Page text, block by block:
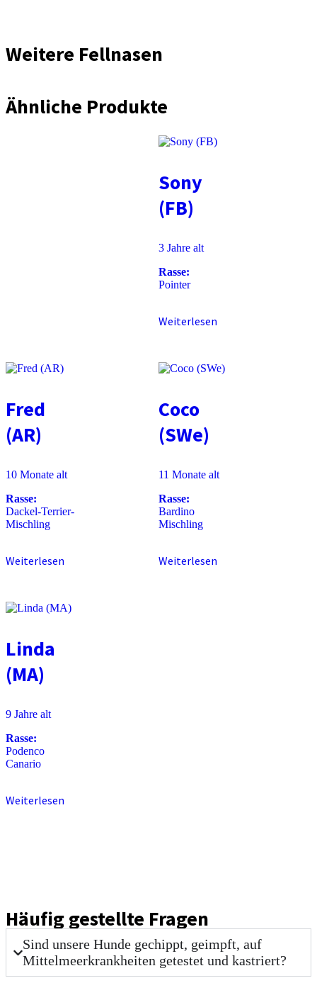
Weitere Fellnasen
Ähnliche Produkte
Sony
(FB)
3 Jahre alt
Rasse:
Pointer
Weiterlesen
Fred
(AR)
10 Monate alt
Rasse:
Dackel-Terrier-
Mischling
Weiterlesen
Coco
(SWe)
11 Monate alt
Rasse:
Bardino
Mischling
Weiterlesen
Linda
(MA)
9 Jahre alt
Rasse:
Podenco
Canario
Weiterlesen
Häufig gestellte Fragen
Sind unsere Hunde gechippt, geimpft, auf
Mittelmeerkrankheiten getestet und kastriert?